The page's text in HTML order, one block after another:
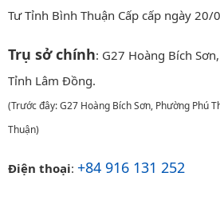
Tư Tỉnh Bình Thuận Cấp cấp ngày 20/
Trụ sở chính: G27 Hoàng Bích
Tỉnh Lâm Đồng.
(Trước đây: G27 Hoàng Bích Sơn, Phường Phú
Thuận)
Điện thoại: +84 916 131 252